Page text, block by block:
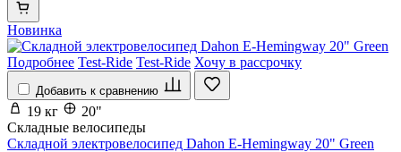
Новинка
Подробнее Test-Ride Test-Ride Хочу в рассрочку
Добавить к сравнению
19 кг
20"
Складные велосипеды
Складной электровелосипед Dahon E-Hemingway 20" Green